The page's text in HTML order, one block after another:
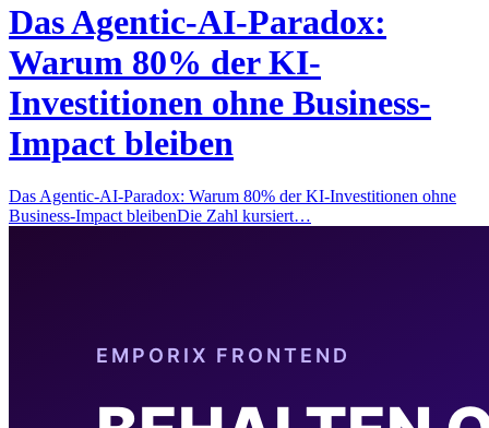
Das Agentic-AI-Paradox:
Warum 80% der KI-
Investitionen ohne Business-
Impact bleiben
Das Agentic-AI-Paradox: Warum 80% der KI-Investitionen ohne
Business-Impact bleibenDie Zahl kursiert…